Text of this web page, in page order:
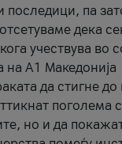
последици, па
дека
учествува во
A1 Македонија
да стигне
поголема
но и да